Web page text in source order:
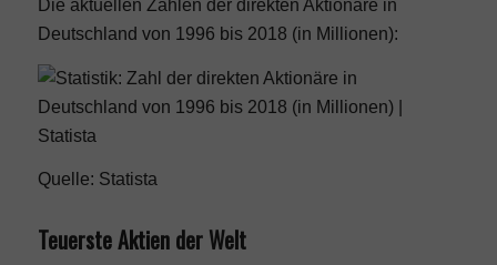
Die aktuellen Zahlen der direkten Aktionäre in
Deutschland von 1996 bis 2018 (in Millionen):
Quelle: Statista
Teuerste Aktien der Welt